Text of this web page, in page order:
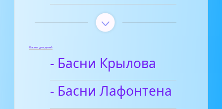
Басни для детей
- Басни Крылова
- Басни Лафонтена